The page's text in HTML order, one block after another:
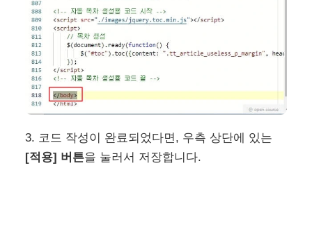
3. 코드 작성이 완료되었다면, 우측 상단에 있는
[적용] 버튼을 눌러서 저장합니다.